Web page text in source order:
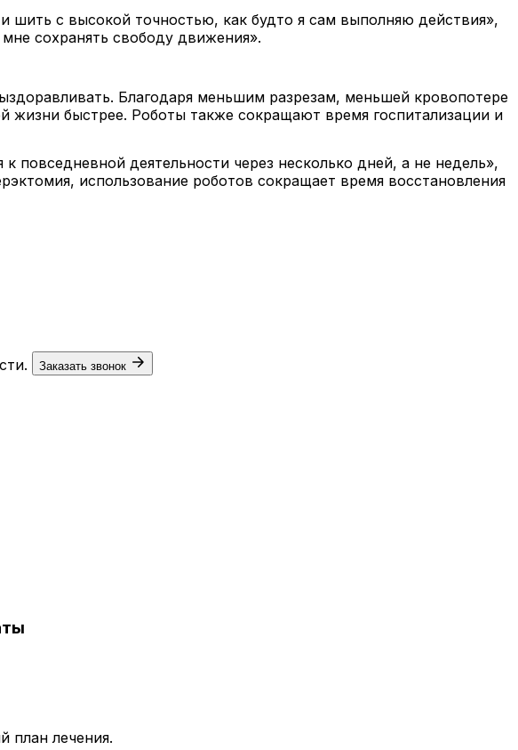
шить с высокой точностью, как будто я сам выполняю действия»,
сохранять свободу движения».
Благодаря меньшим разрезам, меньшей кровопотере
жизни быстрее. Роботы также сокращают время госпитализации и
деятельности через несколько дней, а не недель»,
использование роботов сокращает время восстановления
. Заказать звонок
план лечения.